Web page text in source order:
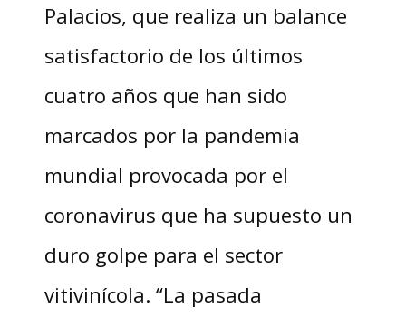
Palacios, que realiza un balance
satisfactorio de los últimos
cuatro años que han sido
marcados por la pandemia
mundial provocada por el
coronavirus que ha supuesto un
duro golpe para el sector
vitivinícola. “La pasada